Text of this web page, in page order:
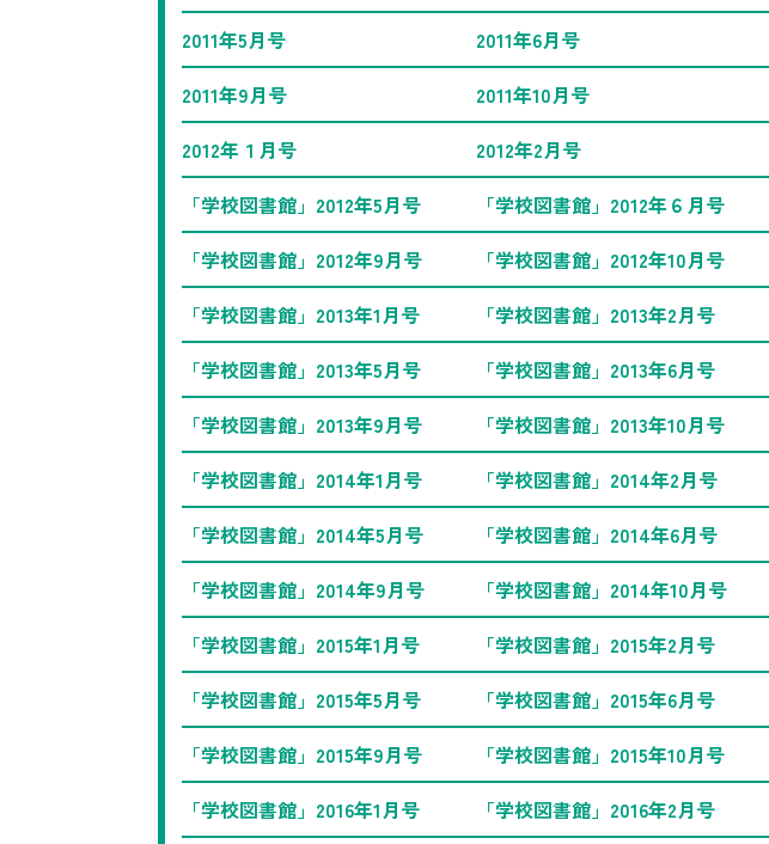
2011年5月号
2011年6月号
2011年9月号
2011年10月号
2012年１月号
2012年2月号
「学校図書館」2012年5月号
「学校図書館」2012年６月号
「学校図書館」2012年9月号
「学校図書館」2012年10月号
「学校図書館」2013年1月号
「学校図書館」2013年2月号
「学校図書館」2013年5月号
「学校図書館」2013年6月号
「学校図書館」2013年9月号
「学校図書館」2013年10月号
「学校図書館」2014年1月号
「学校図書館」2014年2月号
「学校図書館」2014年5月号
「学校図書館」2014年6月号
「学校図書館」2014年9月号
「学校図書館」2014年10月号
「学校図書館」2015年1月号
「学校図書館」2015年2月号
「学校図書館」2015年5月号
「学校図書館」2015年6月号
「学校図書館」2015年9月号
「学校図書館」2015年10月号
「学校図書館」2016年1月号
「学校図書館」2016年2月号